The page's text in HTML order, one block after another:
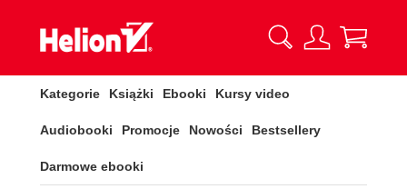
Kategorie Książki Ebooki Kursy video
Audiobooki Promocje Nowości Bestsellery
Darmowe ebooki